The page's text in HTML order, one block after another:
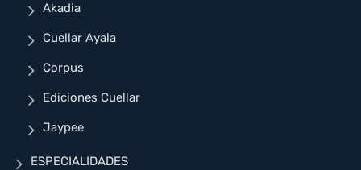
Akadia
Cuellar Ayala
Corpus
Ediciones Cuellar
Jaypee
ESPECIALIDADES